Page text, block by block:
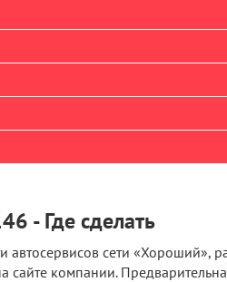
- Где сделать
автосервисов сети «Хороший»,
сайте компании.